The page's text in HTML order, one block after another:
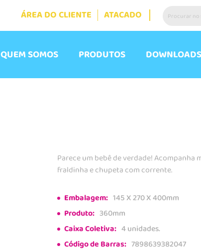
ÁREA DO CLIENTE ATACADO
QUEM SOMOS PRODUTOS DOWNLOADS
Parece um bebê de verdade! Acompanha
fraldinha e chupeta com corrente.
Embalagem: 145 X 270 X 400mm
Produto: 360mm
Caixa Coletiva: 4 unidades.
Código de Barras: 7898639382047